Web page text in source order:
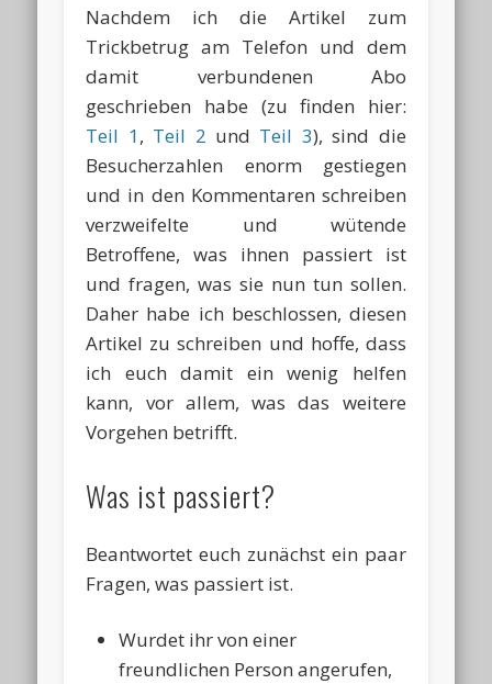
Nachdem ich die Artikel zum
Trickbetrug am Telefon und dem
damit verbundenen Abo
geschrieben habe (zu finden hier:
Teil 1, Teil 2 und Teil 3), sind die
Besucherzahlen enorm gestiegen
und in den Kommentaren schreiben
verzweifelte und wütende
Betroffene, was ihnen passiert ist
und fragen, was sie nun tun sollen.
Daher habe ich beschlossen, diesen
Artikel zu schreiben und hoffe, dass
ich euch damit ein wenig helfen
kann, vor allem, was das weitere
Vorgehen betrifft.
Was ist passiert?
Beantwortet euch zunächst ein paar
Fragen, was passiert ist.
Wurdet ihr von einer
freundlichen Person angerufen,